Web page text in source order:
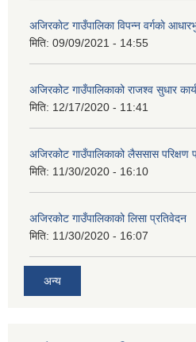
अजिरकाेट गाउँपालिका विपन्न वर्गकाे
मिति: 09/09/2021 - 14:55
अजिरकोट गाउँपालिकाको राजश्व सुधार
मिति: 12/17/2020 - 11:41
अजिरकोट गाउँपालिकाको लैससास परिक्षण
मिति: 11/30/2020 - 16:10
अजिरकोट गाउँपालिकाको लिसा प्रतिवेदन
मिति: 11/30/2020 - 16:07
अन्य